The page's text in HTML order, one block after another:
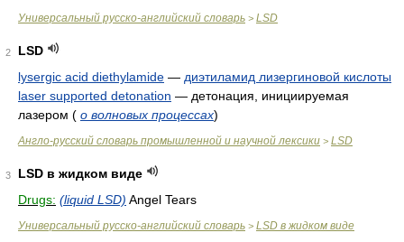
Универсальный русско-английский словарь > LSD
2
LSD
lysergic acid diethylamide — диэтиламид лизергиновой кислоты
laser supported detonation — детонация, инициируемая
лазером ( о волновых процессах)
Англо-русский словарь промышленной и научной лексики > LSD
3
LSD в жидком виде
Drugs: (liquid LSD) Angel Tears
Универсальный русско-английский словарь > LSD в жидком виде